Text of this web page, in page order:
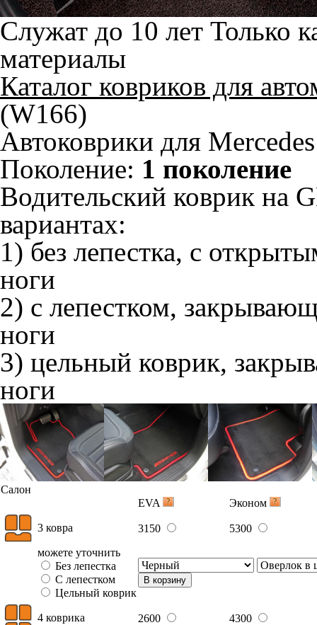
Служат до 10 лет Только
материалы
Каталог ковриков для
(W166)
Автоковрики для
Поколение: 1 поколение
Водительский коврик на
вариантах:
1) без лепестка, с
ноги
2) с лепестком,
ноги
3) цельный коврик,
ноги
Салон
EVA
Эконом
3 ковра 3150
5300
можете уточнить
Без лепестка
С лепестком
Цельный коврик
В корзину
4 коврика 2600
4300